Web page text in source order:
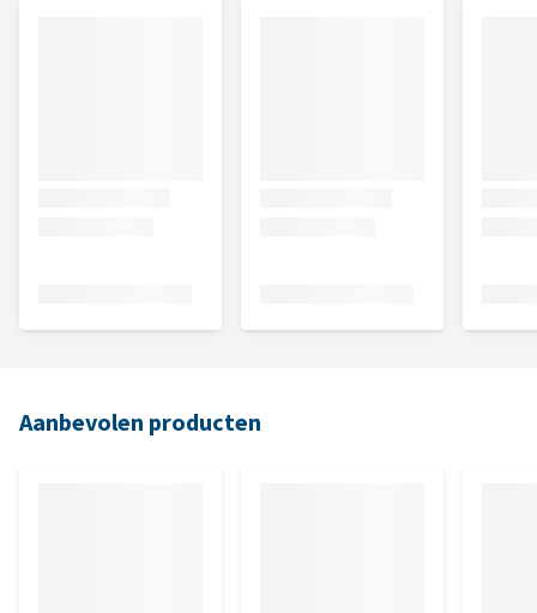
Aanbevolen producten